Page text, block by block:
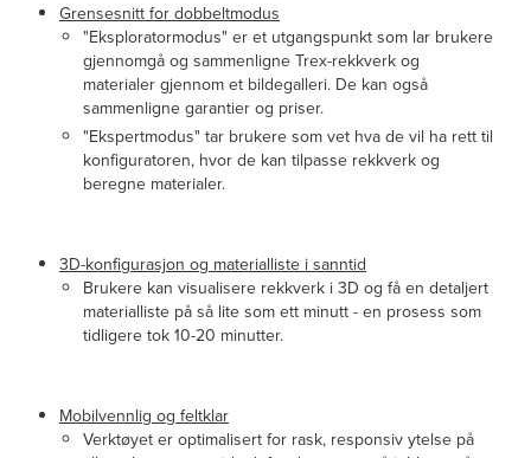
Grensesnitt for dobbeltmodus
"Eksploratormodus" er et utgangspunkt som lar brukere
gjennomgå og sammenligne Trex-rekkverk og
materialer gjennom et bildegalleri. De kan også
sammenligne garantier og priser.
"Ekspertmodus" tar brukere som vet hva de vil ha rett til
konfiguratoren, hvor de kan tilpasse rekkverk og
beregne materialer.
3D-konfigurasjon og materialliste i sanntid
Brukere kan visualisere rekkverk i 3D og få en detaljert
materialliste på så lite som ett minutt - en prosess som
tidligere tok 10-20 minutter.
Mobilvennlig og feltklar
Verktøyet er optimalisert for rask, responsiv ytelse på